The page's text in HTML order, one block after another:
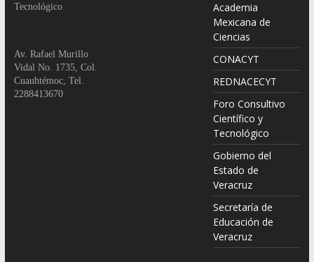
Tecnológico
Av. Rafael Murillo
Vidal No. 1735, Col.
Cuauhtémoc, Tel.
2288413670
Academia
Mexicana de
Ciencias
CONACYT
REDNACECYT
Foro Consultivo
Científico y
Tecnológico
Gobierno del
Estado de
Veracruz
Secretaría de
Educación de
Veracruz